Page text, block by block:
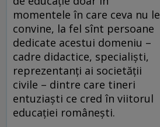
momentele în care ceva nu le
convine, la fel sînt persoane
dedicate acestui domeniu –
cadre didactice, specialişti,
reprezentanţi ai societăţii
civile – dintre care tineri
entuziaşti ce cred în viitorul
educaţiei româneşti.